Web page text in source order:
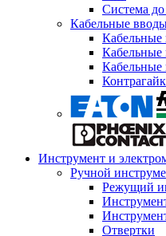
Система
Кабельные
Кабельные
Кабельные
Инструмент и
Ручной
Режущий
Отвертки